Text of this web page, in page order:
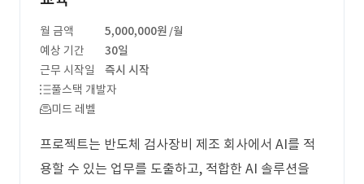
월 금액 5,000,000원 /월
예상 기간
30일
근무 시작일
즉시 시작
풀스택 개발자
미드 레벨
프로젝트는 반도체 검사장비 제조 회사에서 AI를 적
용할 수 있는 업무를 도출하고, 적합한 AI 솔루션을